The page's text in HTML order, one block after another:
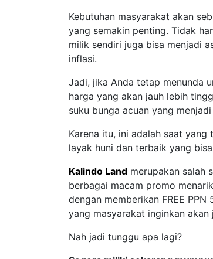
Kebutuhan masyarakat akan
yang semakin penting. Tidak
milik sendiri juga bisa menjadi
inflasi.
Jadi, jika Anda tetap menunda
harga yang akan jauh lebih
suku bunga acuan yang
Karena itu, ini adalah saat
layak huni dan terbaik yang
Kalindo Land merupakan salah
berbagai macam promo
dengan memberikan FREE
yang masyarakat inginkan
Nah jadi tunggu apa lagi?